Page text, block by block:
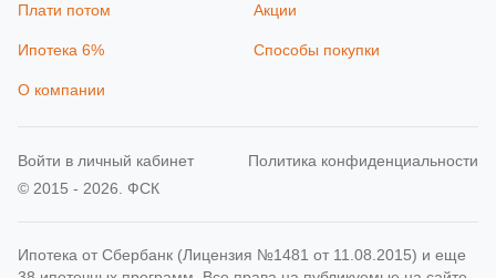
Плати потом Акции
Ипотека 6% Способы покупки
О компании
© 2015 - 2026. ФСК
Политика конфиденциальности
Ипотека от Сбербанк (Лицензия №1481 от 11.08.2015) и еще
Войти в личный кабинет